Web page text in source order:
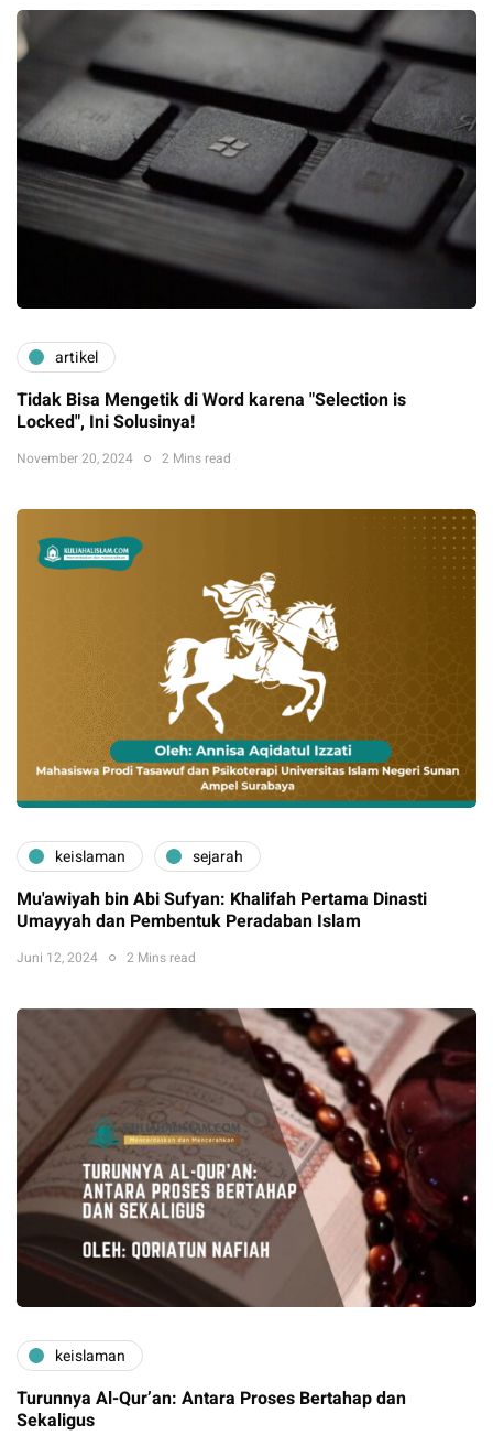
artikel
Tidak Bisa Mengetik di Word karena "Selection is
Locked", Ini Solusinya!
November 20, 2024 2 Mins read
keislaman sejarah
Mu'awiyah bin Abi Sufyan: Khalifah Pertama Dinasti
Umayyah dan Pembentuk Peradaban Islam
Juni 12, 2024 2 Mins read
keislaman
Turunnya Al-Qur’an: Antara Proses Bertahap dan
Sekaligus